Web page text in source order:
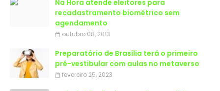
Na Hora atende eleitores para
recadastramento biométrico sem
agendamento
outubro 08, 2013
Preparatório de Brasília terá o primeiro
pré-vestibular com aulas no metaverso
fevereiro 25, 2023